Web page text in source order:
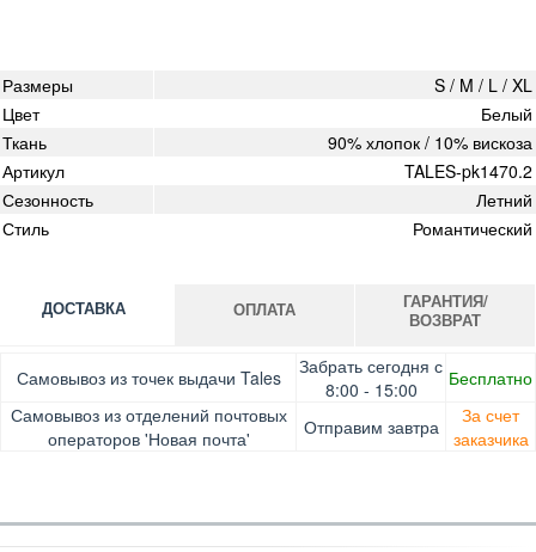
Размеры
S / M / L / XL
Цвет
Белый
Ткань
90% хлопок / 10% вискоза
Артикул
TALES-pk1470.2
Сезонность
Летний
Стиль
Романтический
ДОСТАВКА
Самовывоз из точек выдачи Tales
Забрать сегодня с
8:00 - 15:00
Бесплатно
Самовывоз из отделений почтовых
операторов 'Новая почта'
Отправим завтра
За счет
заказчика
ОПЛАТА
Оплата при получении товара, Картой онлайн, Google
Pay, Безналичными для юридических лиц, Безналичными
для физических лиц, Apple Pay, Mastercard, Visa
ГАРАНТИЯ/
ВОЗВРАТ
Гарантия. Обмен/возврат товара в течение 14 дней.
Доставка за счет заказчика